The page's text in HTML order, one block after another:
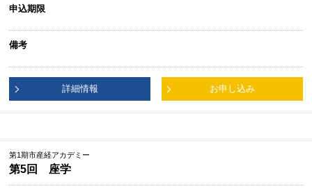
申込期限
備考
詳細情報 お申し込み
第1期市産経アカデミー
第5回 座学